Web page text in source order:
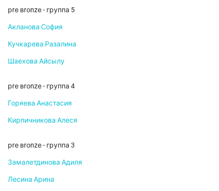
рrе вrоnzе - группа 5
Акланова София
Кучкарева Разалина
Шаехова Айсылу
рrе вrоnzе - группа 4
Горяева Анастасия
Кирпичникова Алеся
рrе вrоnzе - группа 3
Замалетдинова Адиля
Лесина Арина